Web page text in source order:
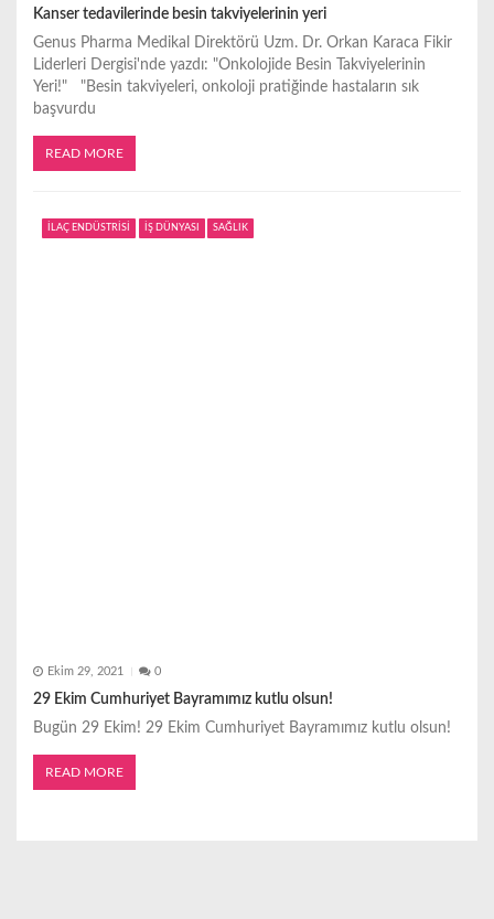
Kanser tedavilerinde besin takviyelerinin yeri
Genus Pharma Medikal Direktörü Uzm. Dr. Orkan Karaca Fikir
Liderleri Dergisi'nde yazdı: "Onkolojide Besin Takviyelerinin
Yeri!" "Besin takviyeleri, onkoloji pratiğinde hastaların sık
başvurdu
READ MORE
İLAÇ ENDÜSTRİSİ İŞ DÜNYASI SAĞLIK
Ekim 29, 2021 0
29 Ekim Cumhuriyet Bayramımız kutlu olsun!
Bugün 29 Ekim! 29 Ekim Cumhuriyet Bayramımız kutlu olsun!
READ MORE